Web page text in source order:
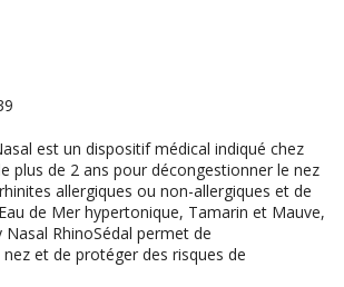
est un dispositif médical indiqué chez
plus de 2 ans pour décongestionner le nez
allergiques ou non-allergiques et de
de Mer hypertonique, Tamarin et Mauve,
RhinoSédal permet de
et de protéger des risques de